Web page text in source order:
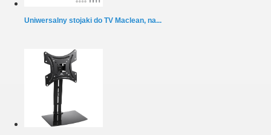
Uniwersalny stojaki do TV Maclean, na...